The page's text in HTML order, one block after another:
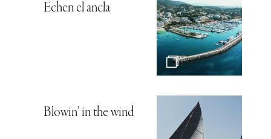
Echen el ancla
Blowin’ in the wind